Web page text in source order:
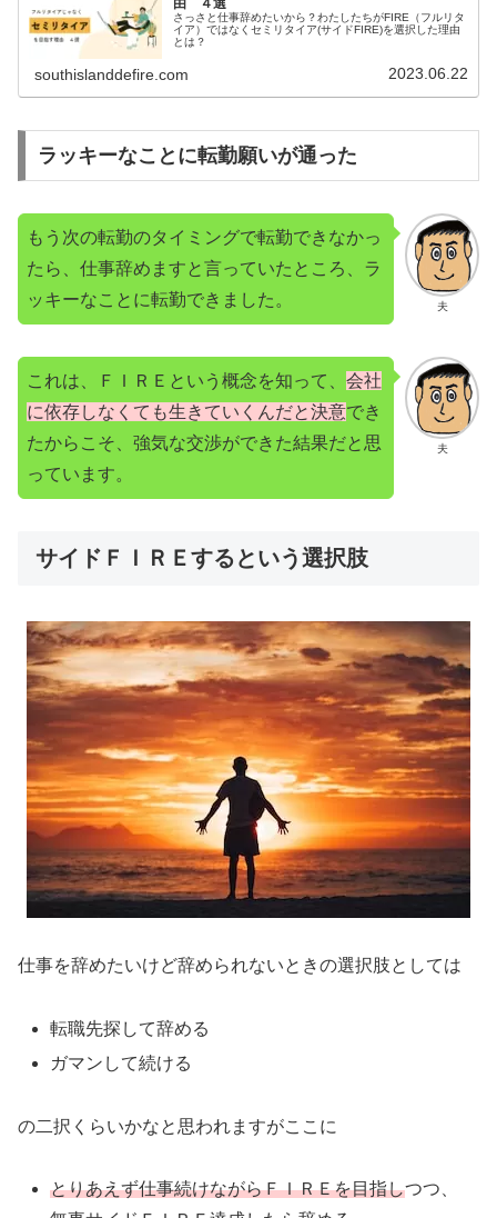
さっさと仕事辞めたいから？わたしたちがFIRE（フルリタ
イア）ではなくセミリタイア(サイドFIRE)を選択した理由
とは？
southislanddefire.com 2023.06.22
ラッキーなことに転勤願いが通った
夫
もう次の転勤のタイミングで転勤できなかっ
たら、仕事辞めますと言っていたところ、ラ
ッキーなことに転勤できました。
夫
これは、ＦＩＲＥという概念を知って、 会社
に依存しなくても生きていくんだと決意でき
たからこそ、強気な交渉ができた結果だと思
っています。
サイドＦＩＲＥするという選択肢
仕事を辞めたいけど辞められないときの選択肢としては
転職先探して辞める
ガマンして続ける
の二択くらいかなと思われますがここに
とりあえず仕事続けながらＦＩＲＥを目指しつつ、